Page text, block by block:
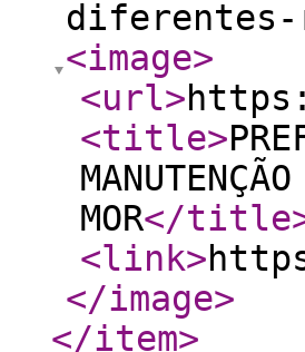
diferentes-
<image>
<url>
<title>
MOR</title
<link>
</image>
</item>